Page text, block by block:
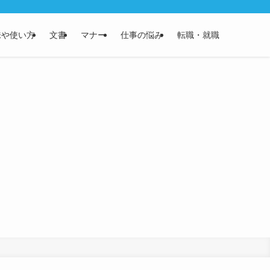
使い方 文書 マナー 仕事の悩み 転職・就職